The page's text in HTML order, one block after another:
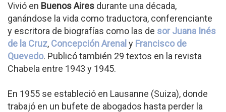
Vivió en Buenos Aires durante una década,
ganándose la vida como traductora, conferenciante
y escritora de biografías como las de sor Juana Inés
de la Cruz, Concepción Arenal y Francisco de
Quevedo. Publicó también 29 textos en la revista
Chabela entre 1943 y 1945.
En 1955 se estableció en Lausanne (Suiza), donde
trabajó en un bufete de abogados hasta perder la